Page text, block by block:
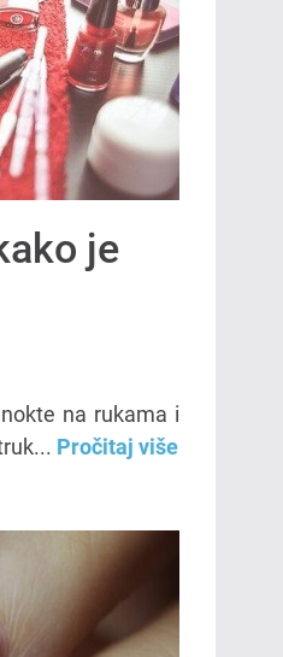
je
na rukama i
Pročitaj više